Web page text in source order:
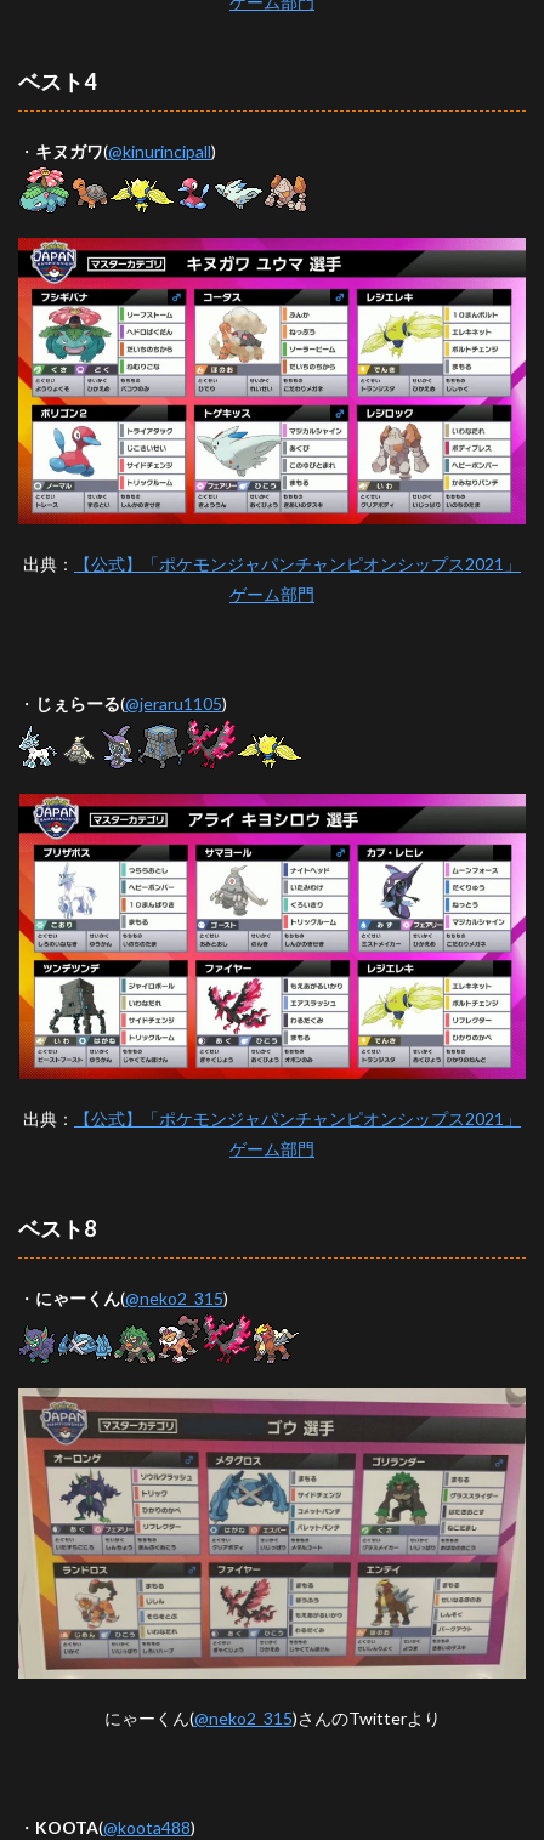
ベスト4
・ キヌガワ(@kinurincipall)
出典：
【公式】「ポケモンジャパンチャンピオンシップス2021」
ゲーム部門
・ じぇらーる(@jeraru1105)
出典：
【公式】「ポケモンジャパンチャンピオンシップス2021」
ゲーム部門
ベスト8
・ にゃーくん(@neko2_315)
にゃーくん(@neko2_315)さんのTwitterより
・ KOOTA(@koota488)